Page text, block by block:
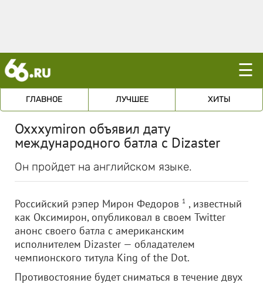
☰
ГЛАВНОЕ ЛУЧШЕЕ ХИТЫ
Oxxxymiron объявил дату
международного батла с Dizaster
Он пройдет на английском языке.
Российский рэпер Мирон Федоров 1 , известный
как Оксимирон, опубликовал в своем Twitter
анонс своего батла с американским
исполнителем Dizaster — обладателем
чемпионского титула King of the Dot.
Противостояние будет сниматься в течение двух